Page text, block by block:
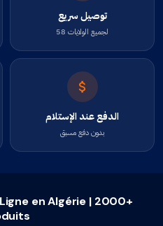
توصيل سريع
لجميع الولايات 58
الدفع عند الإستلام
بدون دفع مسبق
en Algérie | 2000+